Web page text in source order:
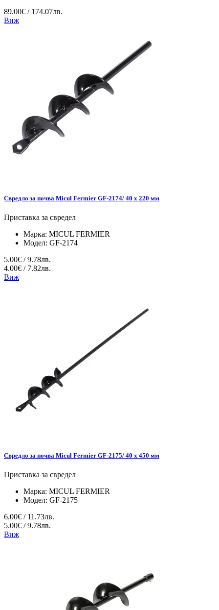
89.00€ / 174.07лв.
Виж
Свредло за почва Micul Fermier GF-2174/ 40 x 220 мм
Приставка за свредел
Марка: MICUL FERMIER
Модел: GF-2174
5.00€ / 9.78лв.
4.00€ / 7.82лв.
Виж
Свредло за почва Micul Fermier GF-2175/ 40 х 450 мм
Приставка за свредел
Марка: MICUL FERMIER
Модел: GF-2175
6.00€ / 11.73лв.
5.00€ / 9.78лв.
Виж